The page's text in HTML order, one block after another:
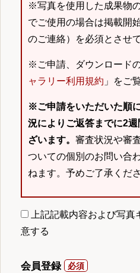
※写真を使用した成果物
でご使用の場合は掲載開
のご連絡）を必須とさせ
※ご申請、ダウンロード
ャラリー利用規約 」をご
※ご申請をいただいた順
況によりご返答までに2
ざいます。 審査状況や審
ついての個別のお問い合
ねます。予めご了承くださ
上記記載内容および写真
意する
会員登録